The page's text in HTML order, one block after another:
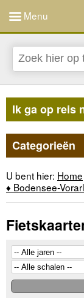
Menu
Ik ga op reis
Categorieën
U bent hier: Home
♦ Bodensee-